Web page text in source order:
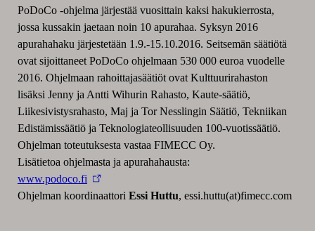
PoDoCo -ohjelma järjestää vuosittain kaksi hakukierrosta,
jossa kussakin jaetaan noin 10 apurahaa. Syksyn 2016
apurahahaku järjestetään 1.9.-15.10.2016. Seitsemän säätiötä
ovat sijoittaneet PoDoCo ohjelmaan 530 000 euroa vuodelle
2016. Ohjelmaan rahoittajasäätiöt ovat Kulttuurirahaston
lisäksi Jenny ja Antti Wihurin Rahasto, Kaute-säätiö,
Liikesivistysrahasto, Maj ja Tor Nesslingin Säätiö, Tekniikan
Edistämissäätiö ja Teknologiateollisuuden 100-vuotissäätiö.
Ohjelman toteutuksesta vastaa FIMECC Oy.
Lisätietoa ohjelmasta ja apurahahausta:
www.podoco.fi
Ohjelman koordinaattori Essi Huttu, essi.huttu(at)fimecc.com